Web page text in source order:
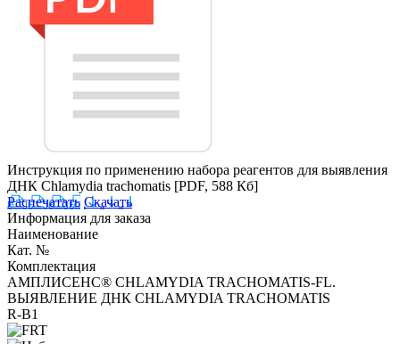
Инструкция по применению набора реагентов для выявления
ДНК Chlamydia trachomatis [PDF, 588 Кб]
Распечатать Скачать
Информация для заказа
Наименование
Кат. №
Комплектация
АМПЛИСЕНС® CHLAMYDIA TRACHOMATIS-FL.
ВЫЯВЛЕНИЕ ДНК CHLAMYDIA TRACHOMATIS
R-B1